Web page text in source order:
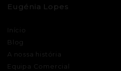
Eugénia Lopes
Início
Blog
A nossa história
Equipa Comercial